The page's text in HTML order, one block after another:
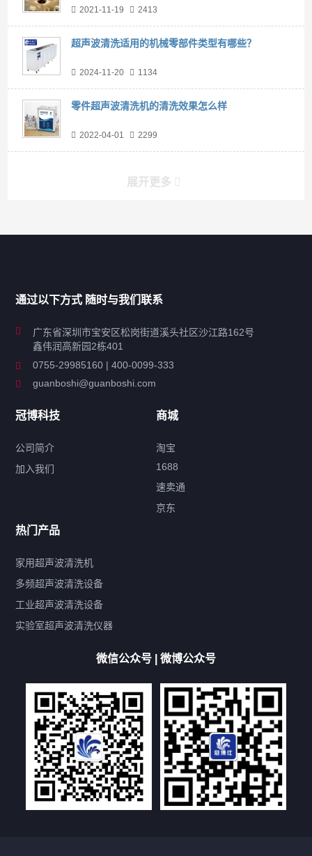
2021-11-19 2413
超声波清洗适用的机械零部件类型有哪些？
2024-11-20 1134
零件超声波清洗机的清洗效果怎么样
2022-04-01 2299
展开更多
工业超声波清洗设备
特种超声波洗净产品
超声波配件
产品标签
鼓泡 升降 抛动
带加热
功率可调
双波脱气
机械旋钮系列
厨具清洗机
超声波振板
高尔夫球杆清洗机
大型单槽带过滤系列
全自动/半自动系列
客户定制非标机参考
双槽三槽四槽五槽多槽系列
轮胎清洗机
多频 扫频
文章标签
超声波清洗机定制
超声波清洗机除油污
超声波清洗机除锈
超声波清洗机洗眼镜
通过以下方式 随时与我们联系
广东省深圳市宝安区松岗街道溪头社区沙江路162号
鑫伟润高新园2栋401
0755-29985160 | 400-0099-333
guanboshi@guanboshi.com
冠博科技
公司简介
加入我们
商城
淘宝
1688
速卖通
京东
热门产品
家用超声波清洗机
多频超声波清洗设备
工业超声波清洗设备
实验室超声波清洗仪器
微信公众号 | 微博公众号